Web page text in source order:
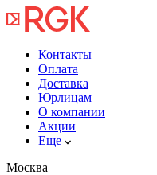
Контакты
Оплата
Доставка
Юрлицам
О компании
Акции
Еще
Москва